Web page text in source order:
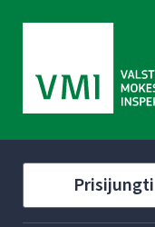
Prisijungti